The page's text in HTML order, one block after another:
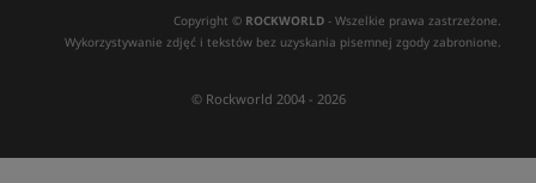
Copyright © ROCKWORLD - Wszelkie prawa zastrzeżone.
Wykorzystywanie zdjęć i tekstów bez uzyskania pisemnej zgody zabronione.
© Rockworld 2004 - 2026